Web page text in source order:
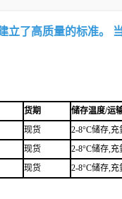
了高质量的标准。
货期
储存温度/运
现货
2-8°C储存,
现货
2-8°C储存,
现货 2-8°C储存,